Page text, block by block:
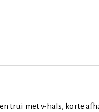
trui met v-hals, korte